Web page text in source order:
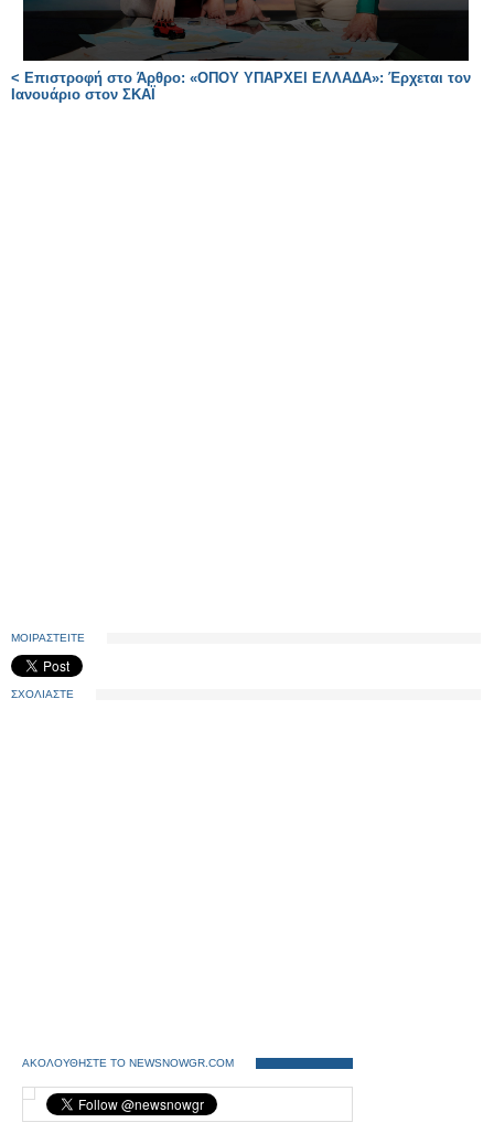
< Επιστροφή στο Άρθρο: «ΟΠΟΥ ΥΠΑΡΧΕΙ ΕΛΛΑΔΑ»: Έρχεται τον
Ιανουάριο στον ΣΚΑΪ
ΜΟΙΡΑΣΤΕΙΤΕ
ΣΧΟΛΙΑΣΤΕ
ΑΚΟΛΟΥΘΗΣΤΕ ΤΟ NEWSNOWGR.COM